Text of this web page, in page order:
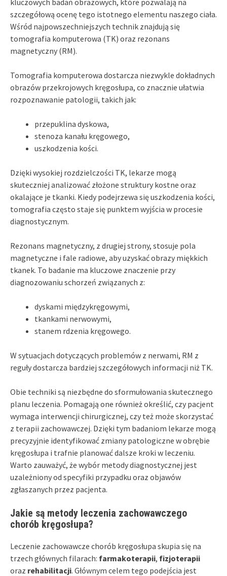
szczegółową ocenę tego istotnego elementu naszego ciała.
Wśród najpowszechniejszych technik znajdują się
tomografia komputerowa (TK) oraz rezonans
magnetyczny (RM).
Tomografia komputerowa dostarcza niezwykle dokładnych
obrazów przekrojowych kręgosłupa, co znacznie ułatwia
rozpoznawanie patologii, takich jak:
przepuklina dyskowa,
stenoza kanału kręgowego,
uszkodzenia kości.
Dzięki wysokiej rozdzielczości TK, lekarze mogą
skuteczniej analizować złożone struktury kostne oraz
okalające je tkanki. Kiedy podejrzewa się uszkodzenia kości,
tomografia często staje się punktem wyjścia w procesie
diagnostycznym.
Rezonans magnetyczny, z drugiej strony, stosuje pola
magnetyczne i fale radiowe, aby uzyskać obrazy miękkich
tkanek. To badanie ma kluczowe znaczenie przy
diagnozowaniu schorzeń związanych z:
dyskami międzykręgowymi,
tkankami nerwowymi,
stanem rdzenia kręgowego.
W sytuacjach dotyczących problemów z nerwami, RM z
reguły dostarcza bardziej szczegółowych informacji niż TK.
Obie techniki są niezbędne do sformułowania skutecznego
planu leczenia. Pomagają one również określić, czy pacjent
wymaga interwencji chirurgicznej, czy też może skorzystać
z terapii zachowawczej. Dzięki tym badaniom lekarze mogą
precyzyjnie identyfikować zmiany patologiczne w obrębie
kręgosłupa i trafnie planować dalsze kroki w leczeniu.
Warto zauważyć, że wybór metody diagnostycznej jest
uzależniony od specyfiki przypadku oraz objawów
zgłaszanych przez pacjenta.
Jakie są metody leczenia zachowawczego
chorób kręgosłupa?
Leczenie zachowawcze chorób kręgosłupa skupia się na
trzech głównych filarach: farmakoterapii, fizjoterapii
oraz rehabilitacji. Głównym celem tego podejścia jest